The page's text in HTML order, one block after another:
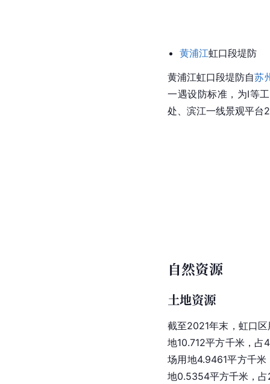
黄浦江虹口段堤防
黄浦江虹口段堤防自苏
一遇设防标准，为I等
处、滨江一线景观平台
自然资源
土地资源
截至2021年末， 虹口区
地10.712平方千米，占
场用地4.9461平方千
地0.5354平方千米，